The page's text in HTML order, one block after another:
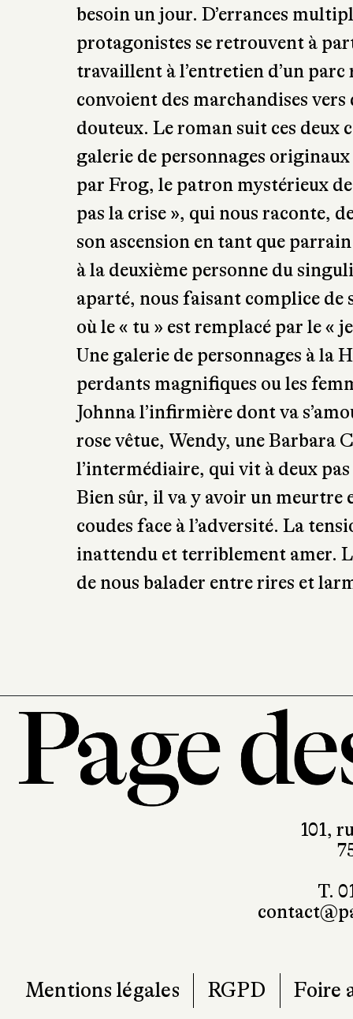
besoin un jour. D’errances
protagonistes se retrouvent à
travaillent à l’entretien d’un
convoient des marchandises
douteux. Le roman suit ces deux
galerie de personnages
par Frog, le patron mystérieux
pas la crise », qui nous raconte,
son ascension en tant que
à la deuxième personne du
aparté, nous faisant complice de
où le « tu » est remplacé par le «
Une galerie de personnages à la
perdants magnifiques ou les
Johnna l’infirmière dont va
rose vêtue, Wendy, une Barbara
l’intermédiaire, qui vit à deux
Bien sûr, il va y avoir un meurtre
coudes face à l’adversité. La
inattendu et terriblement amer.
de nous balader entre rires et
101,
T.
Mentions légales RGPD Foire